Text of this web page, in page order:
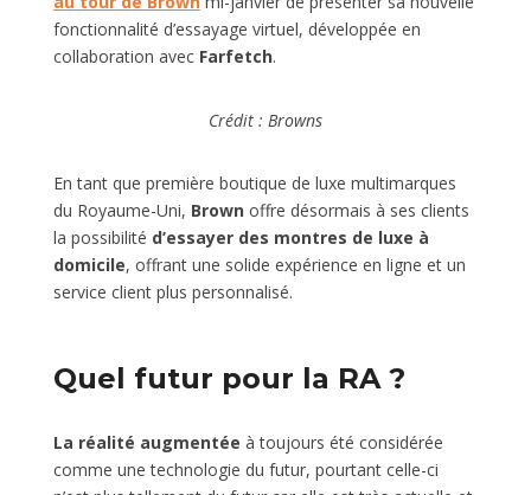
fonctionnalité d’essayage virtuel, développée en
collaboration avec Farfetch.
Crédit : Browns
En tant que première boutique de luxe multimarques
du Royaume-Uni, Brownoffre désormais à ses clients
la possibilité d’essayer des montres de luxe à
domicile, offrant une solide expérience en ligne et un
service client plus personnalisé.
Quel futur pour la RA ?
La réalité augmentée à toujours été considérée
comme une technologie du futur, pourtant celle-ci